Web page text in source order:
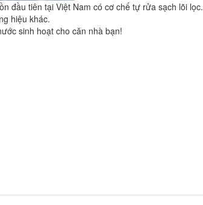
đầu tiên tại Việt Nam có cơ chế tự rửa sạch lõi lọc.
hiệu khác.
sinh hoạt cho căn nhà bạn!